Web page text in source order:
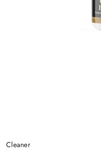
Cleaner